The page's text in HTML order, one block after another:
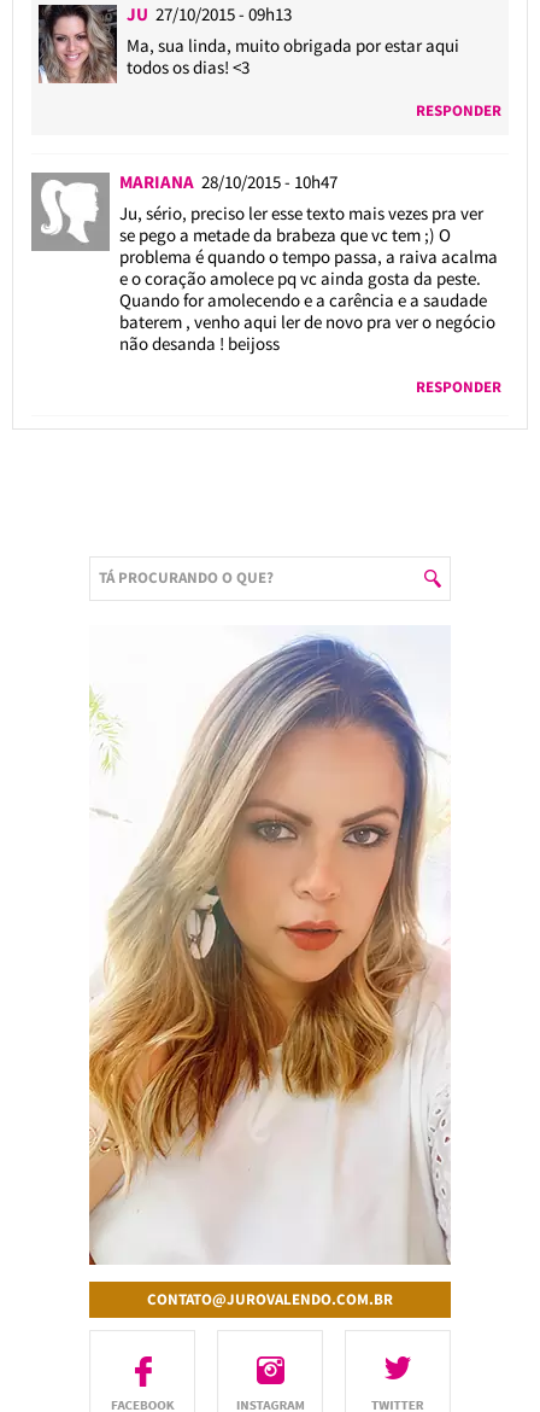
JU 27/10/2015 - 09h13
Ma, sua linda, muito obrigada por estar aqui
todos os dias! <3
RESPONDER
MARIANA 28/10/2015 - 10h47
Ju, sério, preciso ler esse texto mais vezes pra ver
se pego a metade da brabeza que vc tem ;) O
problema é quando o tempo passa, a raiva acalma
e o coração amolece pq vc ainda gosta da peste.
Quando for amolecendo e a carência e a saudade
baterem , venho aqui ler de novo pra ver o negócio
não desanda ! beijoss
RESPONDER
CONTATO@JUROVALENDO.COM.BR